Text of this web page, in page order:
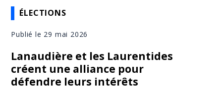
ÉLECTIONS
Publié le 29 mai 2026
Lanaudière et les Laurentides
créent une alliance pour
défendre leurs intérêts